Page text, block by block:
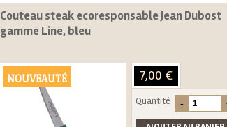
Couteau steak ecoresponsable Jean Dubost
gamme Line, bleu
NOUVEAUTÉ 7,00 €
Quantité